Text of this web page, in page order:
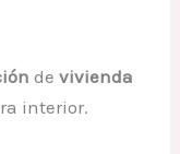
devivienda
interior.